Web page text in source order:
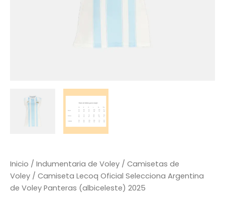
Inicio / Indumentaria de Voley / Camisetas de
Voley / Camiseta Lecoq Oficial Selecciona Argentina
de Voley Panteras (albiceleste) 2025